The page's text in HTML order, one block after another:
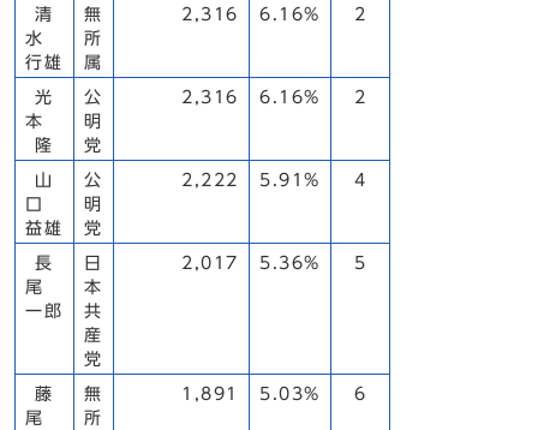
清
水
行雄
無
所
属
2,316 6.16% 2
光
本
隆
公
明
党
2,316 6.16% 2
山
口
益雄
公
明
党
2,222 5.91% 4
長
尾
一郎
日
本
共
産
党
2,017 5.36% 5
藤
尾
無
所
1,891 5.03% 6